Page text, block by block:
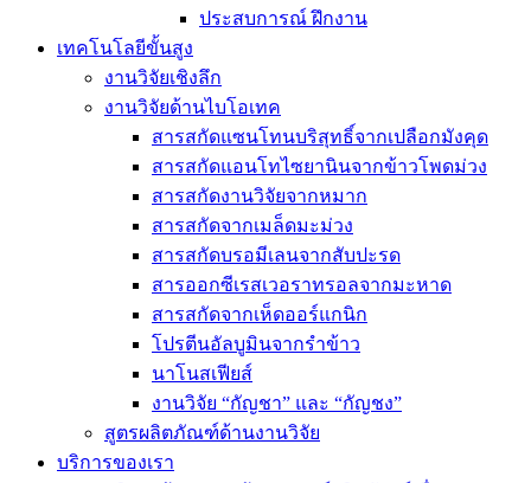
ประสบการณ์ ฝึกงาน
เทคโนโลยีขั้นสูง
งานวิจัยเชิงลึก
งานวิจัยด้านไบโอเทค
สารสกัดแซนโทนบริสุทธิ์จากเปลือกมังคุด
สารสกัดแอนโทไซยานินจากข้าวโพดม่วง
สารสกัดงานวิจัยจากหมาก
สารสกัดจากเมล็ดมะม่วง
สารสกัดบรอมีเลนจากสับปะรด
สารออกซีเรสเวอราทรอลจากมะหาด
สารสกัดจากเห็ดออร์แกนิก
โปรตีนอัลบูมินจากรำข้าว
นาโนสเฟียส์
งานวิจัย “กัญชา” และ “กัญชง”
สูตรผลิตภัณฑ์ด้านงานวิจัย
บริการของเรา